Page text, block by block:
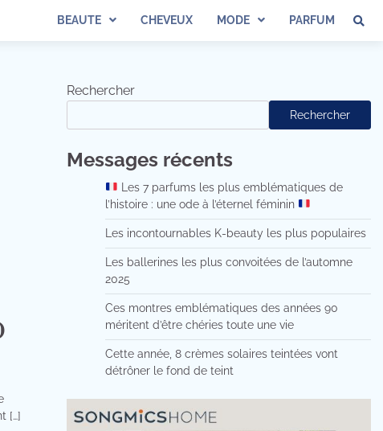
BEAUTE CHEVEUX MODE PARFUM
[…]
Rechercher
Rechercher
Messages récents
Les 7 parfums les plus emblématiques de
l’histoire : une ode à l’éternel féminin
Les incontournables K-beauty les plus populaires
Les ballerines les plus convoitées de l’automne
2025
Ces montres emblématiques des années 90
méritent d’être chéries toute une vie
Cette année, 8 crèmes solaires teintées vont
détrôner le fond de teint